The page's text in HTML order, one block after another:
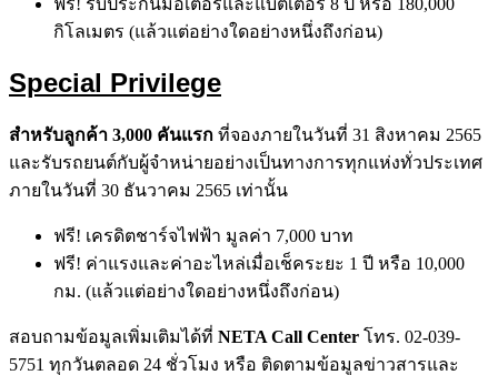
ฟรี! รับประกันมอเตอร์และแบตเตอรี่ 8 ปี หรือ 180,000
กิโลเมตร (แล้วแต่อย่างใดอย่างหนึ่งถึงก่อน)
Special Privilege
สำหรับลูกค้า 3,000 คันแรก ที่จองภายในวันที่ 31 สิงหาคม 2565
และรับรถยนต์กับผู้จำหน่ายอย่างเป็นทางการทุกแห่งทั่วประเทศ
ภายในวันที่ 30 ธันวาคม 2565 เท่านั้น
ฟรี! เครดิตชาร์จไฟฟ้า มูลค่า 7,000 บาท
ฟรี! ค่าแรงและค่าอะไหล่เมื่อเช็คระยะ 1 ปี หรือ 10,000
กม. (แล้วแต่อย่างใดอย่างหนึ่งถึงก่อน)
สอบถามข้อมูลเพิ่มเติมได้ที่ NETA Call Center โทร. 02-039-
5751 ทุกวันตลอด 24 ชั่วโมง หรือ ติดตามข้อมูลข่าวสารและ